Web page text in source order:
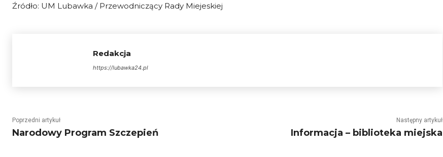
Źródło: UM Lubawka / Przewodniczący Rady Miejeskiej
Redakcja
https://lubawka24.pl
Poprzedni artykuł
Narodowy Program Szczepień
Następny artykuł
Informacja – biblioteka miejska